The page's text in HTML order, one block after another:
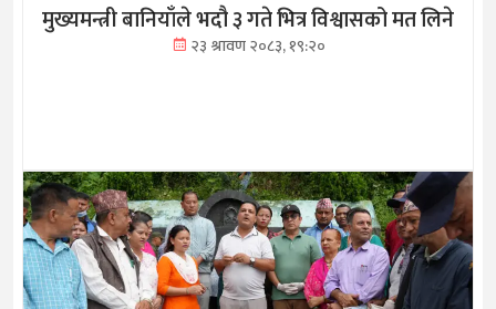
मुख्यमन्त्री बानियाँले भदौ ३ गते भित्र विश्वासको मत लिने
२३ श्रावण २०८३, १९:२०